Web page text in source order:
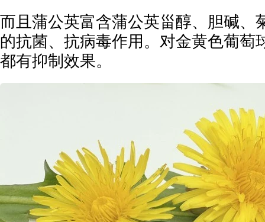
而且蒲公英富含蒲公英甾醇、胆碱、
的抗菌、抗病毒作用。对金黄色葡萄
都有抑制效果。